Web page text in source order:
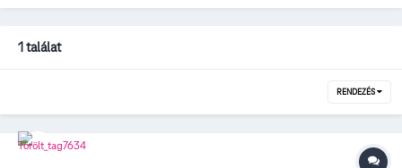
1 találat
RENDEZÉS